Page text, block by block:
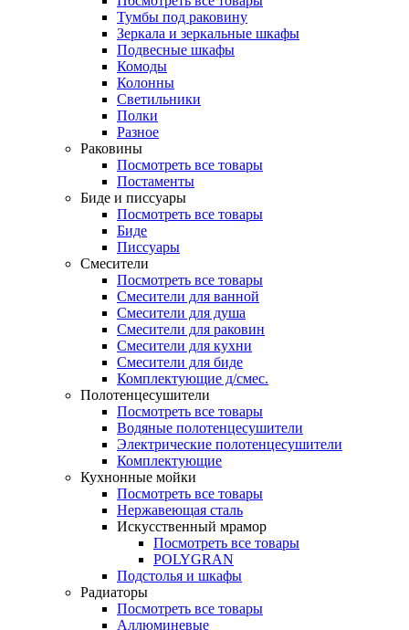
Тумбы под раковину
Зеркала и зеркальные шкафы
Подвесные шкафы
Комоды
Колонны
Светильники
Полки
Разное
Раковины
Посмотреть все товары
Постаменты
Биде и писсуары
Посмотреть все товары
Биде
Писсуары
Смесители
Посмотреть все товары
Смесители для ванной
Смесители для душа
Смесители для раковин
Смесители для кухни
Смесители для биде
Комплектующие д/смес.
Полотенцесушители
Посмотреть все товары
Водяные полотенцесушители
Электрические полотенцесушители
Комплектующие
Кухнонные мойки
Посмотреть все товары
Нержавеющая сталь
Искусственный мрамор
Посмотреть все товары
POLYGRAN
Подстолья и шкафы
Радиаторы
Посмотреть все товары
Аллюминевые